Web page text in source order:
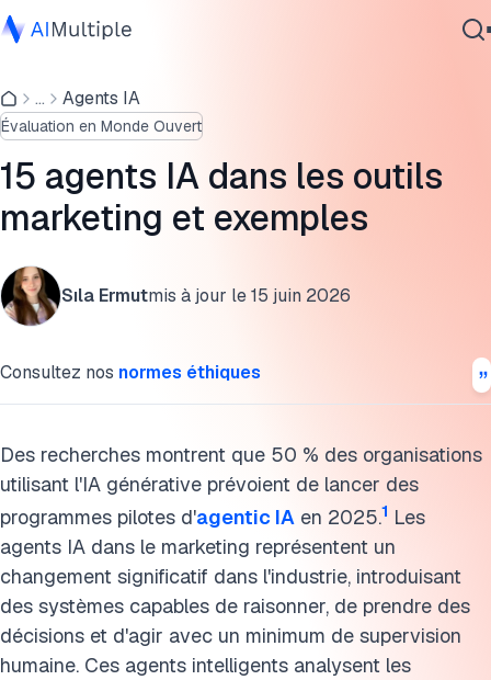
IA agentique
cybersécurité
Données
Logiciel d'entreprise
Services
... Agents IA
Évaluation en Monde Ouvert
15 agents IA dans les outils
marketing et exemples
Sıla Ermutmis à jour le15 juin 2026
Consultez nos normes éthiques
Des recherches montrent que 50 % des organisations
utilisant l'IA générative prévoient de lancer des
programmes pilotes d'agentic IA en 2025.1 Les
agents IA dans le marketing représentent un
changement significatif dans l'industrie, introduisant
des systèmes capables de raisonner, de prendre des
décisions et d'agir avec un minimum de supervision
humaine. Ces agents intelligents analysent les
Fonctionnalités clés des agents IA en marketing
Pourquoi les agents IA comptent dans le marketing
commerciales
Conclusion
Citer cette recherche